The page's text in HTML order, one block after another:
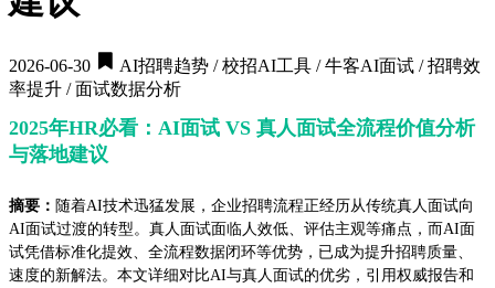
2026-06-30
AI招聘趋势 / 校招AI工具 / 牛客AI面试 / 招聘效
率提升 / 面试数据分析
2025年HR必看：AI面试 VS 真人面试全流程价值分析
与落地建议
摘要： 随着AI技术迅猛发展，企业招聘流程正经历从传统真人面试向
AI面试过渡的转型。真人面试面临人效低、评估主观等痛点，而AI面
试凭借标准化提效、全流程数据闭环等优势，已成为提升招聘质量、
速度的新解法。本文详细对比AI与真人面试的优劣，引用权威报告和